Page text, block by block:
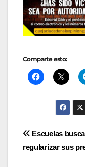
Comparte esto:
de
Escuelas
regularizar sus